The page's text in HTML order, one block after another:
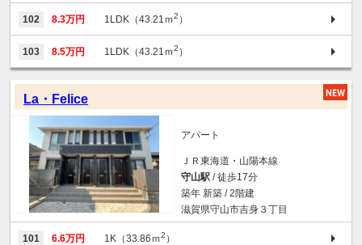
102 8.3万円 1LDK（43.21ｍ2 ）
103 8.5万円 1LDK（43.21ｍ2 ）
La・Felice
アパート
ＪＲ東海道・山陽本線
守山駅 / 徒歩17分
築年 新築 / 2階建
滋賀県守山市吉身３丁目
101 6.6万円 1K（33.86ｍ2 ）